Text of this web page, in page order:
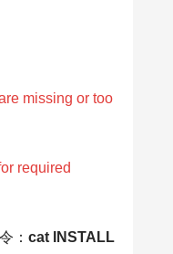
missing or too
required
： cat INSTALL